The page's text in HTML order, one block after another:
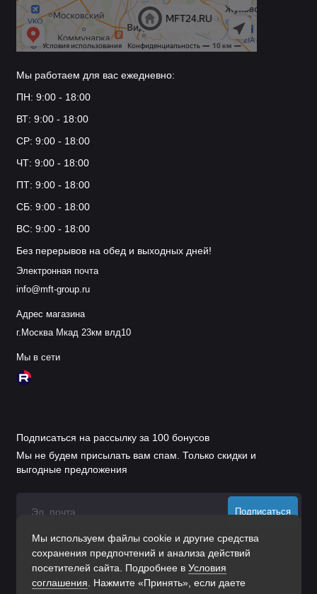
Мы используем файлы cookie и другие средства
сохранения предпочтений и анализа действий
посетителей сайта. Подробнее в Условия
соглашения . Нажмите «Принять», если даете
Мы работаем для вас ежедневно:
ПН: 9:00 - 18:00
ВТ: 9:00 - 18:00
СР: 9:00 - 18:00
ЧТ: 9:00 - 18:00
ПТ: 9:00 - 18:00
СБ: 9:00 - 18:00
ВС: 9:00 - 18:00
Без перерывов на обед и выходных дней!
Электронная почта
info@mft-group.ru
Адрес магазина
г.Москва Мкад 23км влд10
Мы в сети
Подписаться на рассылку за 100 бонусов
Мы не будем присылать вам спам. Только скидки и
выгодные предложения
Подписаться
Нажимая на кнопку «Подписаться», Вы даетесогласие на
обработку персональных данных.